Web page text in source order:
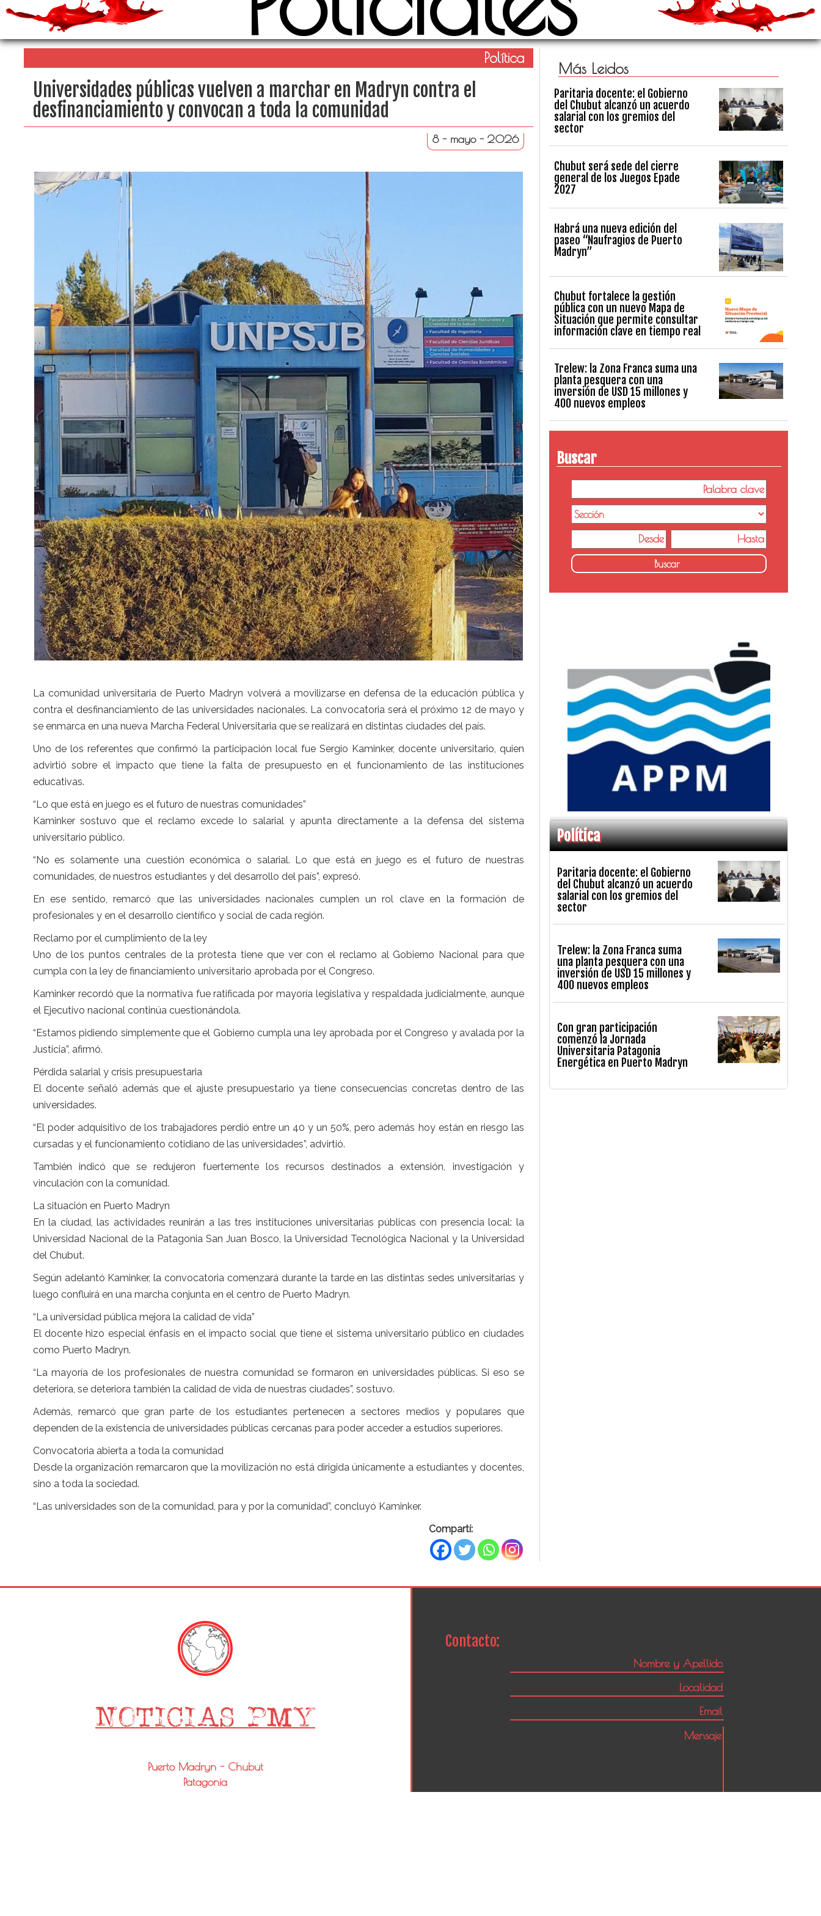
Política
Universidades públicas vuelven a marchar en Madryn contra el
desfinanciamiento y convocan a toda la comunidad
8 - mayo - 2026
La comunidad universitaria de Puerto Madryn volverá a movilizarse en defensa de la educación pública y
contra el desfinanciamiento de las universidades nacionales. La convocatoria será el próximo 12 de mayo y
se enmarca en una nueva Marcha Federal Universitaria que se realizará en distintas ciudades del país.
Uno de los referentes que confirmó la participación local fue Sergio Kaminker, docente universitario, quien
advirtió sobre el impacto que tiene la falta de presupuesto en el funcionamiento de las instituciones
educativas.
“Lo que está en juego es el futuro de nuestras comunidades”
Kaminker sostuvo que el reclamo excede lo salarial y apunta directamente a la defensa del sistema
universitario público.
“No es solamente una cuestión económica o salarial. Lo que está en juego es el futuro de nuestras
comunidades, de nuestros estudiantes y del desarrollo del país”, expresó.
En ese sentido, remarcó que las universidades nacionales cumplen un rol clave en la formación de
profesionales y en el desarrollo científico y social de cada región.
Reclamo por el cumplimiento de la ley
Uno de los puntos centrales de la protesta tiene que ver con el reclamo al Gobierno Nacional para que
cumpla con la ley de financiamiento universitario aprobada por el Congreso.
Kaminker recordó que la normativa fue ratificada por mayoría legislativa y respaldada judicialmente, aunque
el Ejecutivo nacional continúa cuestionándola.
“Estamos pidiendo simplemente que el Gobierno cumpla una ley aprobada por el Congreso y avalada por la
Justicia”, afirmó.
Pérdida salarial y crisis presupuestaria
El docente señaló además que el ajuste presupuestario ya tiene consecuencias concretas dentro de las
universidades.
“El poder adquisitivo de los trabajadores perdió entre un 40 y un 50%, pero además hoy están en riesgo las
cursadas y el funcionamiento cotidiano de las universidades”, advirtió.
También indicó que se redujeron fuertemente los recursos destinados a extensión, investigación y
vinculación con la comunidad.
La situación en Puerto Madryn
En la ciudad, las actividades reunirán a las tres instituciones universitarias públicas con presencia local: la
Universidad Nacional de la Patagonia San Juan Bosco, la Universidad Tecnológica Nacional y la Universidad
del Chubut.
Según adelantó Kaminker, la convocatoria comenzará durante la tarde en las distintas sedes universitarias y
luego confluirá en una marcha conjunta en el centro de Puerto Madryn.
“La universidad pública mejora la calidad de vida”
El docente hizo especial énfasis en el impacto social que tiene el sistema universitario público en ciudades
como Puerto Madryn.
“La mayoría de los profesionales de nuestra comunidad se formaron en universidades públicas. Si eso se
deteriora, se deteriora también la calidad de vida de nuestras ciudades”, sostuvo.
Además, remarcó que gran parte de los estudiantes pertenecen a sectores medios y populares que
dependen de la existencia de universidades públicas cercanas para poder acceder a estudios superiores.
Convocatoria abierta a toda la comunidad
Desde la organización remarcaron que la movilización no está dirigida únicamente a estudiantes y docentes,
sino a toda la sociedad.
“Las universidades son de la comunidad, para y por la comunidad”, concluyó Kaminker.
Compartí:
Más Leidos
Paritaria docente: el Gobierno
del Chubut alcanzó un acuerdo
salarial con los gremios del
sector
Chubut será sede del cierre
general de los Juegos Epade
2027
Habrá una nueva edición del
paseo “Naufragios de Puerto
Madryn”
Chubut fortalece la gestión
pública con un nuevo Mapa de
Situación que permite consultar
información clave en tiempo real
Trelew: la Zona Franca suma una
planta pesquera con una
inversión de USD 15 millones y
400 nuevos empleos
Buscar
Política
Paritaria docente: el Gobierno
del Chubut alcanzó un acuerdo
salarial con los gremios del
sector
Trelew: la Zona Franca suma
una planta pesquera con una
inversión de USD 15 millones y
400 nuevos empleos
Con gran participación
comenzó la Jornada
Universitaria Patagonia
Energética en Puerto Madryn
Puerto Madryn - Chubut
Patagonia
Contacto: